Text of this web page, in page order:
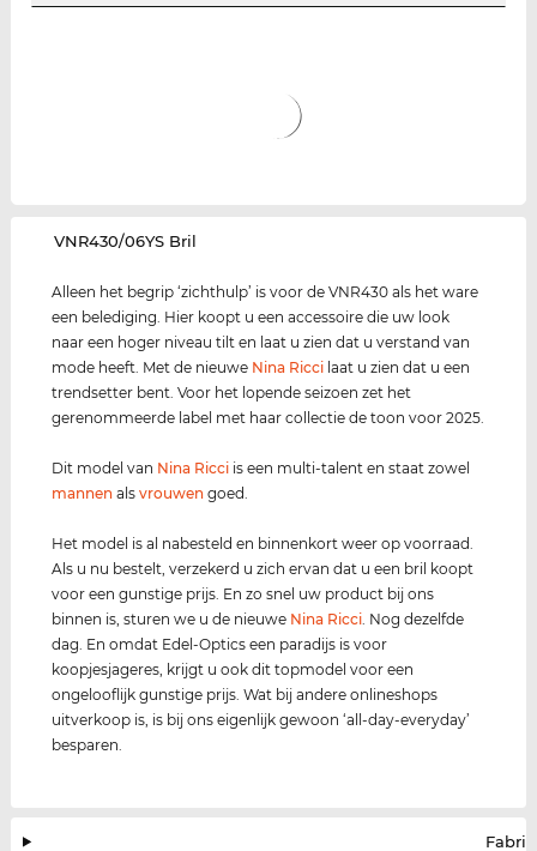
‌VNR430/06YS Bril
Alleen het begrip ‘zichthulp’ is voor de VNR430 als het ware
een belediging. Hier koopt u een accessoire die uw look
naar een hoger niveau tilt en laat u zien dat u verstand van
mode heeft. Met de nieuwe Nina Ricci laat u zien dat u een
trendsetter bent. Voor het lopende seizoen zet het
gerenommeerde label met haar collectie de toon voor 2025.
Dit model van Nina Ricci is een multi-talent en staat zowel
mannen alsvrouwen goed.
Het model is al nabesteld en binnenkort weer op voorraad.
Als u nu bestelt, verzekerd u zich ervan dat u een bril koopt
voor een gunstige prijs. En zo snel uw product bij ons
binnen is, sturen we u de nieuwe Nina Ricci . Nog dezelfde
dag. En omdat Edel-Optics een paradijs is voor
koopjesjageres, krijgt u ook dit topmodel voor een
ongelooflijk gunstige prijs. Wat bij andere onlineshops
uitverkoop is, is bij ons eigenlijk gewoon ‘all-day-everyday’
besparen.